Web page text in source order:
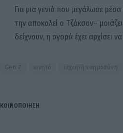
Για μια γενιά που μεγάλωσε
την αποκαλεί ο Τζάκσον–
δείχνουν, η αγορά έχει αρχίσει
Gen Z κινητό τεχνητή νοημοσύνη
ΚΟΙΝΟΠΟΊΗΣΗ